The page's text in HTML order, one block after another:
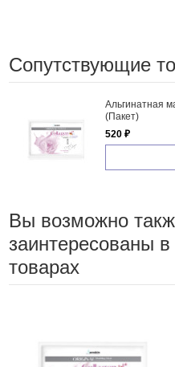
Сопутствующие
Альгинатная
(Пакет)
520 ₽
Вы возможно
заинтересованы
товарах